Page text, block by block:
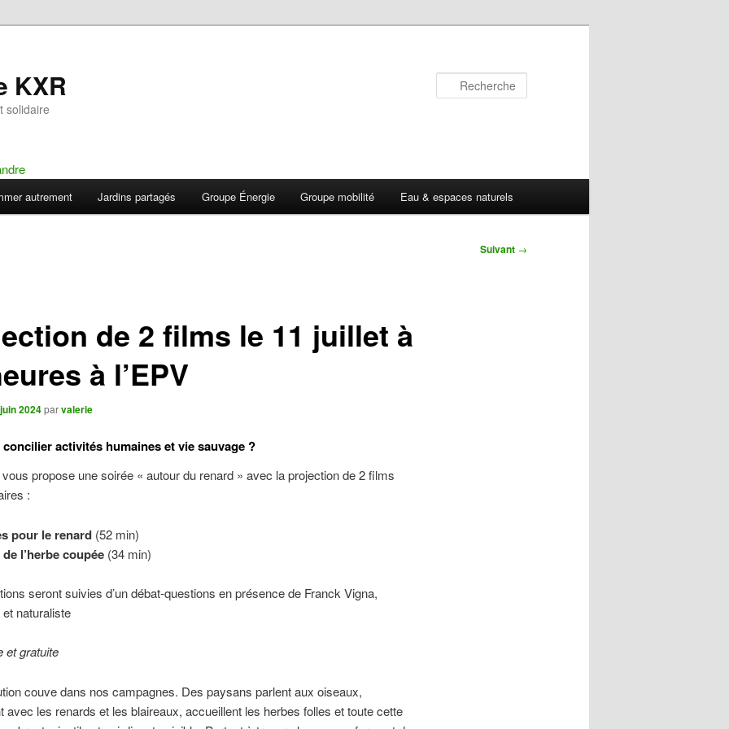
KXR
solidaire
autrement Jardins partagés Groupe Énergie Groupe mobilité Eau & espaces naturels
Suivant →
de 2 films le 11 juillet à
à l’EPV
2024parvalerie
activités humaines et vie sauvage ?
propose une soirée « autour du renard » avec la projection de 2 films
:
pour le renard(52 min)
de l’herbe coupée (34 min)
seront suivies d’un débat-questions en présence de Franck Vigna,
naturaliste
et gratuite
couve dans nos campagnes. Des paysans parlent aux oiseaux,
avec les renards et les blaireaux, accueillent les herbes folles et toute cette